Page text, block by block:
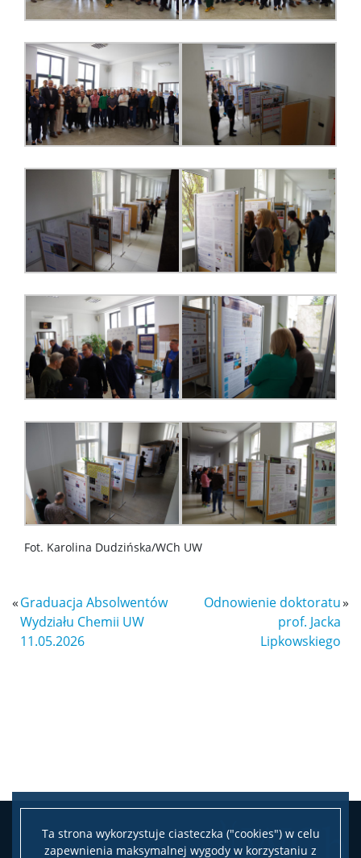
Ta strona wykorzystuje ciasteczka ("cookies") w celu
zapewnienia maksymalnej wygody w korzystaniu z
Fot. Karolina Dudzińska/WCh UW
«Graduacja Absolwentów
Wydziału Chemii UW
11.05.2026
Odnowienie doktoratu
prof. Jacka
Lipkowskiego
»